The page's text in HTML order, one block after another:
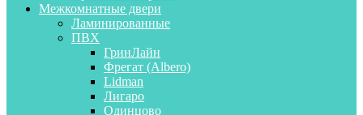
Межкомнатные двери
Ламинированные
ПВХ
ГринЛайн
Фрегат (Albero)
Lidman
Лигаро
Одинцово